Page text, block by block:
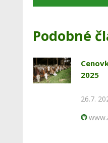
Podobné
2025
26.7.